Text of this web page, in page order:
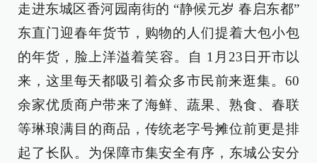
走进东城区香河园南街的 “静候元岁 春启东都”
东直门迎春年货节，购物的人们提着大包小包
的年货，脸上洋溢着笑容。自 1月23日开市以
来，这里每天都吸引着众多市民前来逛集。60
余家优质商户带来了海鲜、蔬果、熟食、春联
等琳琅满目的商品，传统老字号摊位前更是排
起了长队。为保障市集安全有序，东城公安分